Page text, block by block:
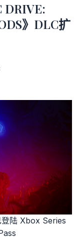
DRIVE:
》DLC扩
登陆 Xbox Series